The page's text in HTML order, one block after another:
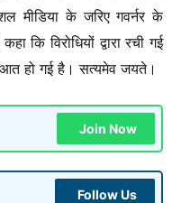
मीडिया के जरिए गवर्नर के
कि विरोधियों द्वारा रची गई
हो गई है। सत्यमेव जयते।
Join Now
Follow Us